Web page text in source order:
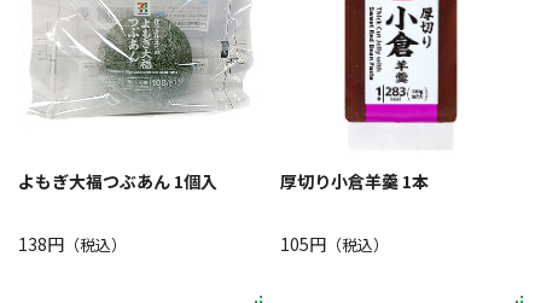
よもぎ大福つぶあん 1個入
138円 （税込）
厚切り小倉羊羹 1本
105円（税込）